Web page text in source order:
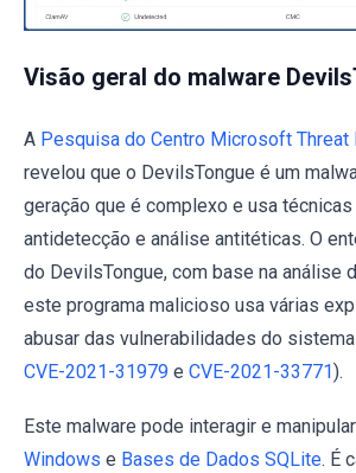
Visão geral do malware
A Pesquisa do Centro Microsoft
revelou que o DevilsTongue é um
geração que é complexo e usa técnicas
antidetecção e análise antitéticas. O
do DevilsTongue, com base na análise
este programa malicioso usa várias
abusar das vulnerabilidades do
CVE-2021-31979 e CVE-2021-33771).
Este malware pode interagir e
Windows e Bases de Dados SQLite. É